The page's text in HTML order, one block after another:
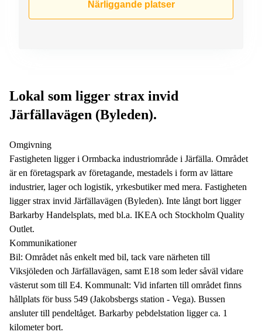
Närliggande platser
Lokal som ligger strax invid
Järfällavägen (Byleden).
Omgivning
Fastigheten ligger i Ormbacka industriområde i Järfälla. Området
är en företagspark av företagande, mestadels i form av lättare
industrier, lager och logistik, yrkesbutiker med mera. Fastigheten
ligger strax invid Järfällavägen (Byleden). Inte långt bort ligger
Barkarby Handelsplats, med bl.a. IKEA och Stockholm Quality
Outlet.
Kommunikationer
Bil: Området nås enkelt med bil, tack vare närheten till
Viksjöleden och Järfällavägen, samt E18 som leder såväl vidare
västerut som till E4. Kommunalt: Vid infarten till området finns
hållplats för buss 549 (Jakobsbergs station - Vega). Bussen
ansluter till pendeltåget. Barkarby pebdelstation ligger ca. 1
kilometer bort.